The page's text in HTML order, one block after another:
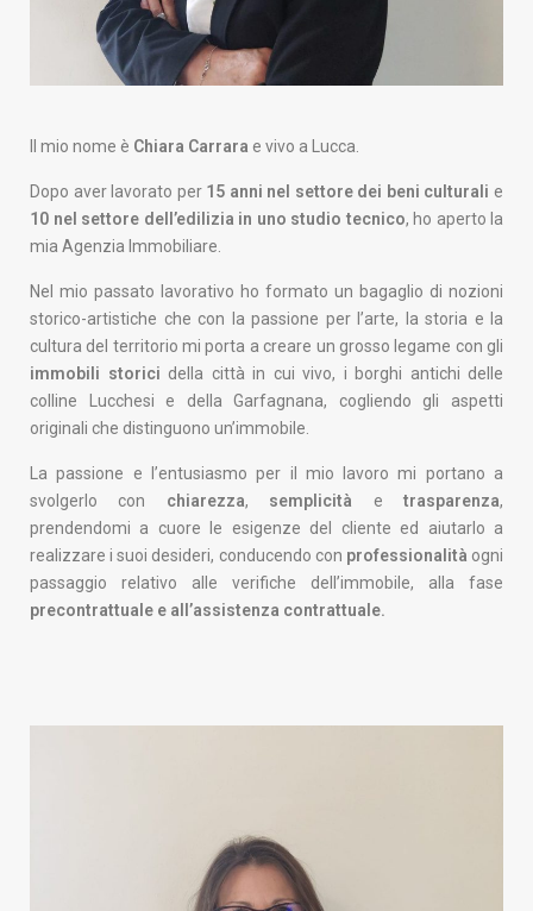
Il mio nome è Chiara Carrara e vivo a Lucca.
Dopo aver lavorato per 15 anni nel settore dei beni culturali e
10 nel settore dell’edilizia in uno studio tecnico, ho aperto la
mia Agenzia Immobiliare.
Nel mio passato lavorativo ho formato un bagaglio di nozioni
storico-artistiche che con la passione per l’arte, la storia e la
cultura del territorio mi porta a creare un grosso legame con gli
immobili storici della città in cui vivo, i borghi antichi delle
colline Lucchesi e della Garfagnana, cogliendo gli aspetti
originali che distinguono un’immobile.
La passione e l’entusiasmo per il mio lavoro mi portano a
svolgerlo con chiarezza, semplicità etrasparenza,
prendendomi a cuore le esigenze del cliente ed aiutarlo a
realizzare i suoi desideri, conducendo con professionalità ogni
passaggio relativo alle verifiche dell’immobile, alla fase
precontrattuale e all’assistenza contrattuale.